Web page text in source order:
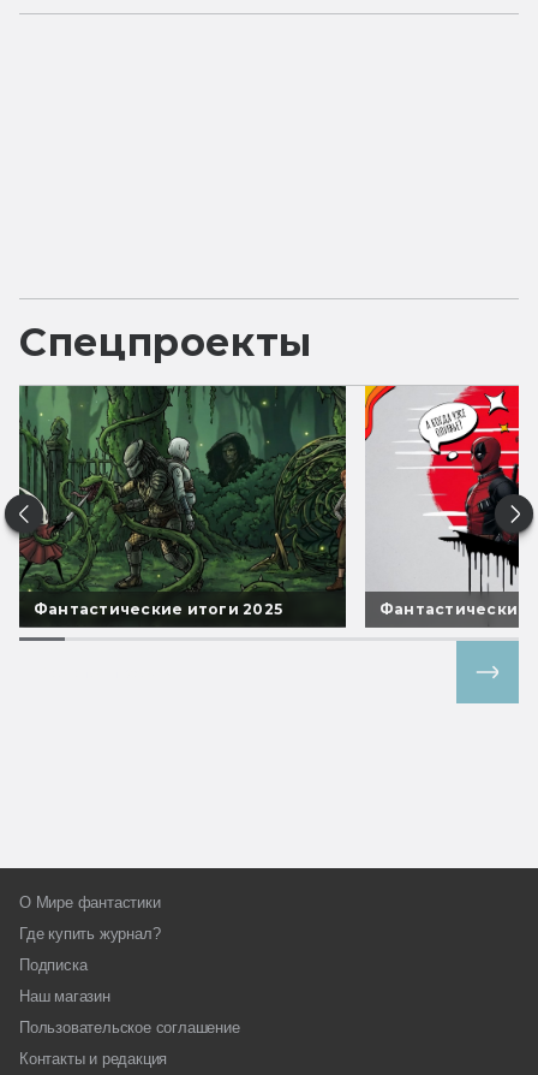
Спецпроекты
Фантастические итоги 2025 Фантастические
О Мире фантастики
Где купить журнал?
Подписка
Наш магазин
Пользовательское соглашение
Контакты и редакция